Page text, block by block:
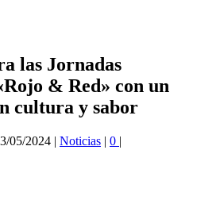
las Jornadas
& Red» con un
cultura y sabor
05/2024 | Noticias | 0 |